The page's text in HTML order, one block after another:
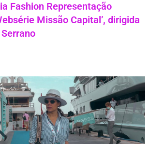
Fashion Representação
Missão Capital’, dirigida